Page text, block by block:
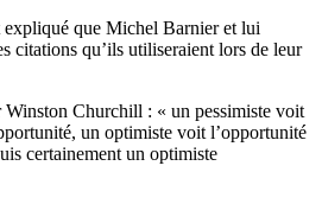
que Michel Barnier et lui
citations qu’ils utiliseraient lors de leur
Churchill : « un pessimiste voit
un optimiste voit l’opportunité
certainement un optimiste